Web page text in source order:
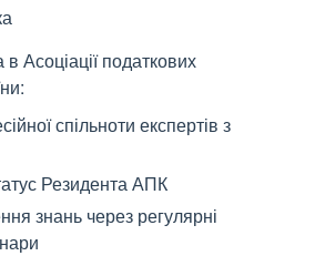
Асоціації податкових
спільноти експертів з
Резидента АПК
знань через регулярні